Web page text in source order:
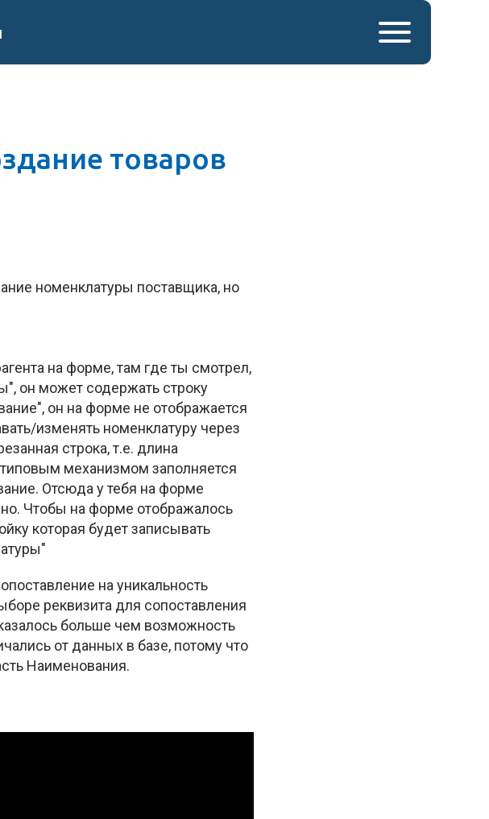
товаров
номенклатуры поставщика, но
на форме, там где ты смотрел,
он может содержать строку
он на форме не отображается
изменять номенклатуру через
строка, т.е. длина
механизмом заполняется
Отсюда у тебя на форме
Чтобы на форме отображалось
которая будет записывать
на уникальность
реквизита для сопоставления
больше чем возможность
от данных в базе, потому что
Наименования.